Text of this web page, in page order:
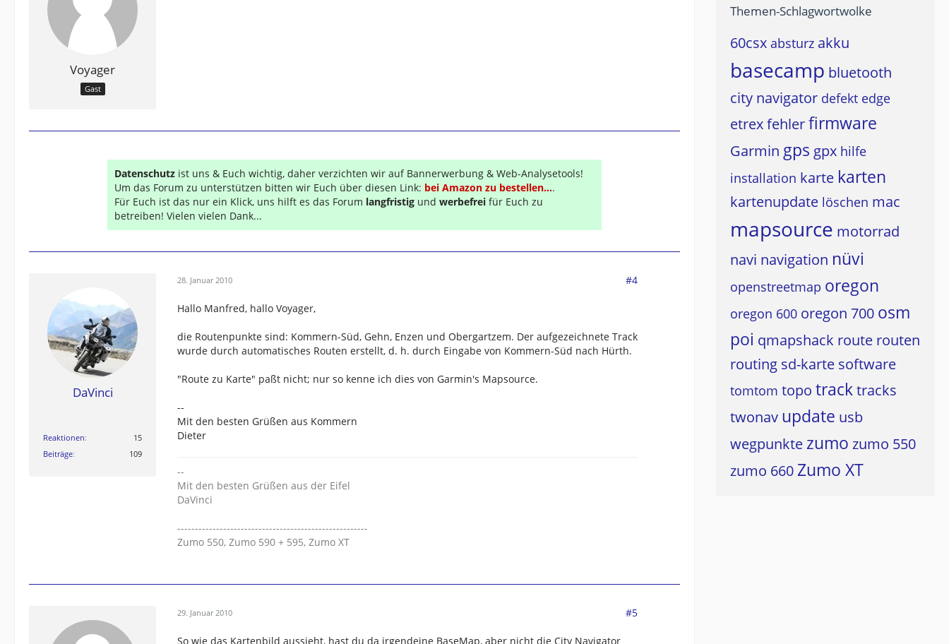
Voyager
Gast
Datenschutz ist uns & Euch wichtig, daher verzichten wir auf Bannerwerbung & Web-Analysetools!
Um das Forum zu unterstützen bitten wir Euch über diesen Link: bei Amazon zu bestellen....
Für Euch ist das nur ein Klick, uns hilft es das Forum langfristig und werbefrei für Euch zu
betreiben! Vielen vielen Dank...
DaVinci
Reaktionen
15
Beiträge
109
28. Januar 2010 #4
Hallo Manfred, hallo Voyager,
die Routenpunkte sind: Kommern-Süd, Gehn, Enzen und Obergartzem. Der aufgezeichnete Track
wurde durch automatisches Routen erstellt, d. h. durch Eingabe von Kommern-Süd nach Hürth.
"Route zu Karte" paßt nicht; nur so kenne ich dies von Garmin's Mapsource.
--
Mit den besten Grüßen aus Kommern
Dieter
--
Mit den besten Grüßen aus der Eifel
DaVinci
------------------------------------------------------
Zumo 550, Zumo 590 + 595, Zumo XT
29. Januar 2010 #5
So wie das Kartenbild aussieht, hast du da irgendeine BaseMap, aber nicht die City Navigator
Themen-Schlagwortwolke
60csx absturz akku
basecamp bluetooth
city navigator defekt edge
etrexfehlerfirmware
Garmin gps gpx hilfe
installation karte karten
kartenupdate löschen mac
mapsource motorrad
navi navigation nüvi
openstreetmap oregon
oregon 600 oregon 700 osm
poi qmapshack route routen
routing sd-karte software
tomtom topo tracktracks
twonav update usb
wegpunkte zumo zumo 550
zumo 660 Zumo XT